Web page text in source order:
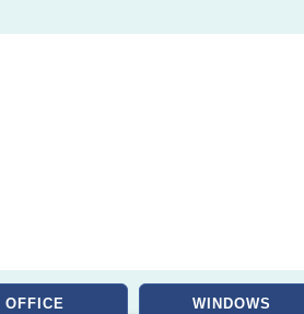
OFFICE WINDOWS